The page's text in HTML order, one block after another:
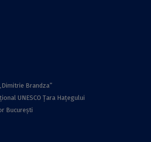
Brandza”
UNESCO Țara Hațegului
București